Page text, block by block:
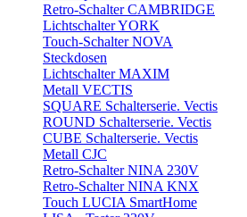
Retro-Schalter CAMBRIDGE
Lichtschalter YORK
Touch-Schalter NOVA
Steckdosen
Lichtschalter MAXIM
Metall VECTIS
SQUARE Schalterserie. Vectis
ROUND Schalterserie. Vectis
CUBE Schalterserie. Vectis
Metall CJC
Retro-Schalter NINA 230V
Retro-Schalter NINA KNX
Touch LUCIA SmartHome